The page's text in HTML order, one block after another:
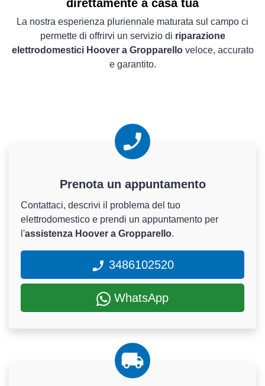
direttamente a casa tua
La nostra esperienza pluriennale maturata sul campo ci
permette di offrirvi un servizio di riparazione
elettrodomestici Hoover a Gropparelloveloce, accurato
e garantito.
Prenota un appuntamento
Contattaci, descrivi il problema del tuo
elettrodomestico e prendi un appuntamento per
l'assistenza Hoover a Gropparello.
3486102520
WhatsApp